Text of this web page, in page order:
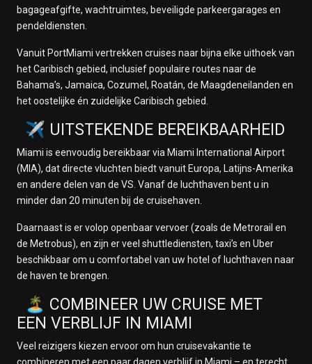
bagageafgifte, wachtruimtes, beveiligde parkeergarages en
pendeldiensten.
Vanuit PortMiami vertrekken cruises naar bijna elke uithoek van
het Caribisch gebied, inclusief populaire routes naar de
Bahama’s, Jamaica, Cozumel, Roatán, de Maagdeneilanden en
het oostelijke én zuidelijke Caribisch gebied.
✈️ UITSTEKENDE BEREIKBAARHEID
Miami is eenvoudig bereikbaar via Miami International Airport
(MIA), dat directe vluchten biedt vanuit Europa, Latijns-Amerika
en andere delen van de VS. Vanaf de luchthaven bent u in
minder dan 20 minuten bij de cruisehaven.
Daarnaast is er volop openbaar vervoer (zoals de Metrorail en
de Metrobus), en zijn er veel shuttlediensten, taxi’s en Uber
beschikbaar om u comfortabel van uw hotel of luchthaven naar
de haven te brengen.
🏝️ COMBINEER UW CRUISE MET
EEN VERBLIJF IN MIAMI
Veel reizigers kiezen ervoor om hun cruisevakantie te
combineren met een paar dagen verblijf in Miami – en terecht.